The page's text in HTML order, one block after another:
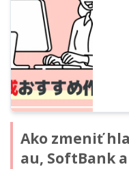
Ako zmeniť
au, SoftBank